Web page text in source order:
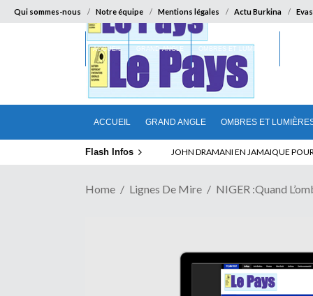
Qui sommes-nous Notre équipe Mentions légales Actu Burkina
ACCUEIL GRAND ANGLE OMBRES ET
ACCUEIL GRAND ANGLE OMBRES ET LUMIÈRES
Flash Infos ELECTION DE TALON A LA TETE
Home Lignes De Mire NIGER :Quand